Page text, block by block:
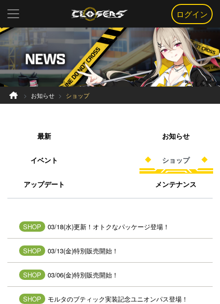
ログイン
お知らせ ショップ
最新 お知らせ
イベント ショップ
アップデート メンテナンス
SHOP 03/18(水)更新！オトクなパッケージ登場！
SHOP 03/13(金)特別販売開始！
SHOP 03/06(金)特別販売開始！
SHOP モルタのブティック実装記念ユニオンパス登場！